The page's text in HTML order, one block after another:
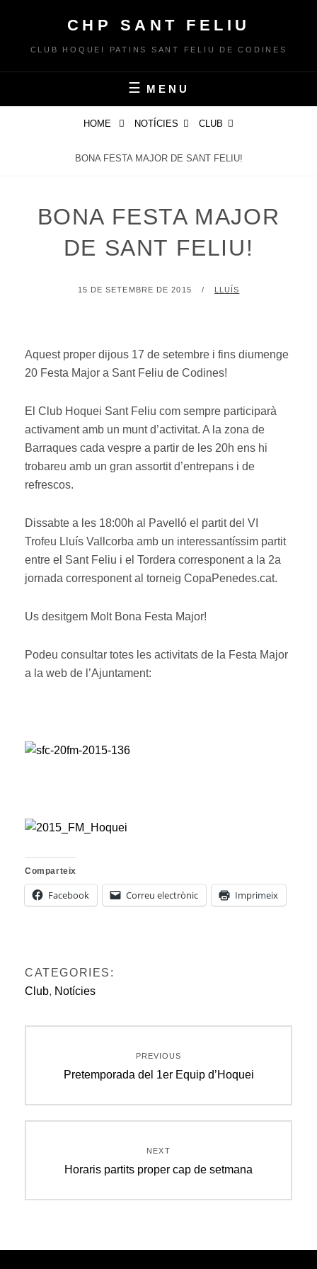
content
CHP SANT FELIU
CLUB HOQUEI PATINS SANT FELIU DE CODINES
MENU
HOME NOTÍCIES CLUB
BONA FESTA MAJOR DE SANT FELIU!
BONA FESTA MAJOR
DE SANT FELIU!
POSTED
15 DE SETEMBRE DE 2015 BY
LLUÍS
Aquest proper dijous 17 de setembre i fins diumenge
20 Festa Major a Sant Feliu de Codines!
El Club Hoquei Sant Feliu com sempre participarà
activament amb un munt d’activitat. A la zona de
Barraques cada vespre a partir de les 20h ens hi
trobareu amb un gran assortit d’entrepans i de
refrescos.
Dissabte a les 18:00h al Pavelló el partit del VI
Trofeu Lluís Vallcorba amb un interessantíssim partit
entre el Sant Feliu i el Tordera corresponent a la 2a
jornada corresponent al torneig CopaPenedes.cat.
Us desitgem Molt Bona Festa Major!
Podeu consultar totes les activitats de la Festa Major
a la web de l’Ajuntament:
Comparteix
Facebook Correu electrònic Imprimeix
CATEGORIES:
Club, Notícies
d'entrades
PREVIOUS
Previous
Pretemporada del 1er Equip d’Hoquei
NEXT
Next
Horaris partits proper cap de setmana